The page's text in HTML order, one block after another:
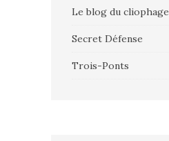
Le blog du cliophage
Secret Défense
Trois-Ponts